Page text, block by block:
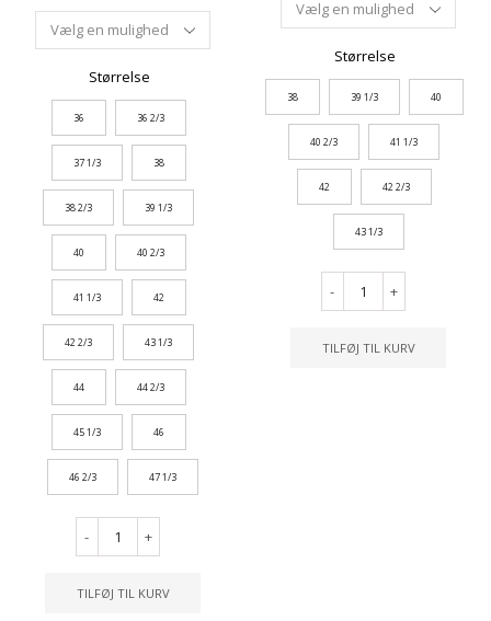
Størrelse
36 36 2/3
37 1/3 38
38 2/3 39 1/3
40 40 2/3
41 1/3 42
42 2/3 43 1/3
44 44 2/3
45 1/3 46
46 2/3 47 1/3
- +
TILFØJ TIL KURV
Størrelse
38 39 1/3 40
40 2/3 41 1/3
42 42 2/3
43 1/3
- +
TILFØJ TIL KURV